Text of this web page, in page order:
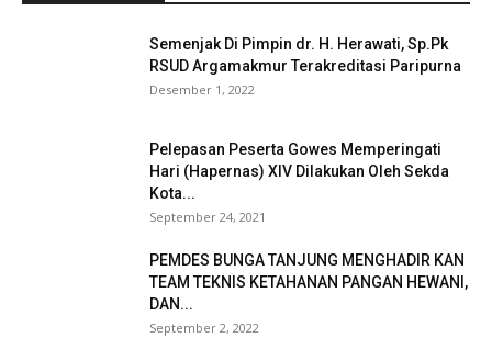
Semenjak Di Pimpin dr. H. Herawati, Sp.Pk
RSUD Argamakmur Terakreditasi Paripurna
Desember 1, 2022
Pelepasan Peserta Gowes Memperingati
Hari (Hapernas) XIV Dilakukan Oleh Sekda
Kota...
September 24, 2021
PEMDES BUNGA TANJUNG MENGHADIR KAN
TEAM TEKNIS KETAHANAN PANGAN HEWANI,
DAN...
September 2, 2022